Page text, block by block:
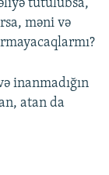
tutulubsa,
məni və
inanmadığın
atan da